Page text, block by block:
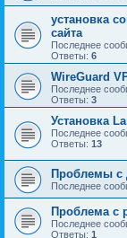
установка
сайта
Последнее
Ответы: 6
WireGuard
Последнее
Ответы: 3
Установка
Последнее
Ответы: 13
Проблемы с
Последнее
Проблема с
Последнее
Ответы: 1